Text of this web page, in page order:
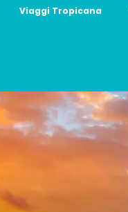
Viaggi Tropicana